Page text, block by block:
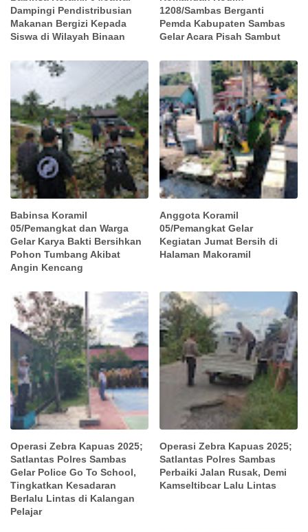
Dampingi Pendistribusian
Makanan Bergizi Kepada
Siswa di Wilayah Binaan
1208/Sambas Berganti
Pemda Kabupaten Sambas
Gelar Acara Pisah Sambut
Babinsa Koramil
05/Pemangkat dan Warga
Gelar Karya Bakti Bersihkan
Pohon Tumbang Akibat
Angin Kencang
Anggota Koramil
05/Pemangkat Gelar
Kegiatan Jumat Bersih di
Halaman Makoramil
Operasi Zebra Kapuas 2025;
Satlantas Polres Sambas
Gelar Police Go To School,
Tingkatkan Kesadaran
Berlalu Lintas di Kalangan
Pelajar
Operasi Zebra Kapuas 2025;
Satlantas Polres Sambas
Perbaiki Jalan Rusak, Demi
Kamseltibcar Lalu Lintas